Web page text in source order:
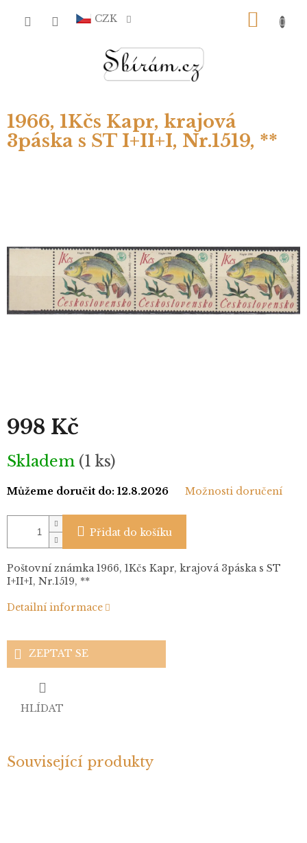
CZK
1966, 1Kčs Kapr, krajová
3páska s ST I+II+I, Nr.1519, **
998 Kč
Měrná
cena:
Skladem (1 ks)
Můžeme doručit do: 12.8.2026 Možnosti doručení
Přidat do košíku
Poštovní známka 1966, 1Kčs Kapr, krajová 3páska s ST
I+II+I, Nr.1519, **
Detailní informace
ZEPTAT SE
HLÍDAT
Související produkty